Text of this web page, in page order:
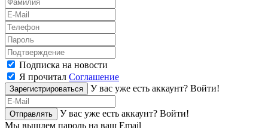
Подписка на новости
Я прочитал Соглашение
Зарегистрироваться У вас уже есть аккаунт? Войти!
Отправлять У вас уже есть аккаунт? Войти!
Мы вышлем пароль на ваш Email